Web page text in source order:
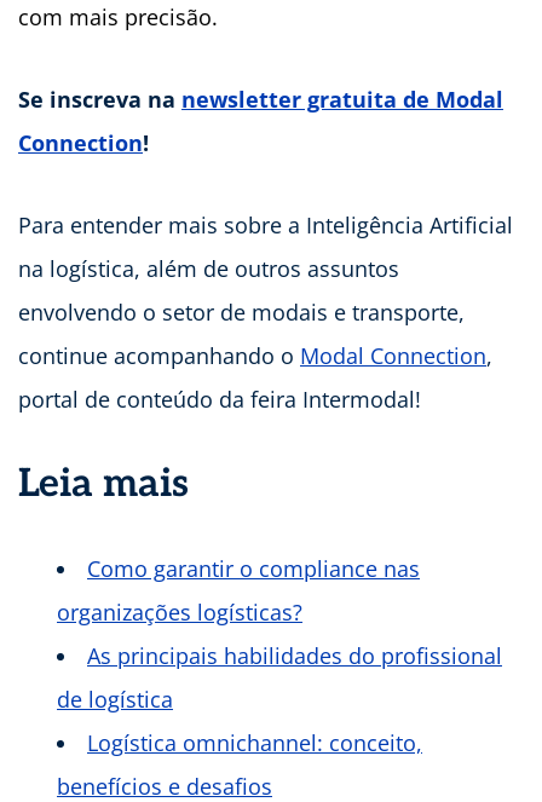
com mais precisão.
Se inscreva na newsletter gratuita de Modal
Connection!
Para entender mais sobre a Inteligência Artificial
na logística, além de outros assuntos
envolvendo o setor de modais e transporte,
continue acompanhando o Modal Connection,
portal de conteúdo da feira Intermodal!
Leia mais
Como garantir o compliance nas
organizações logísticas?
As principais habilidades do profissional
de logística
Logística omnichannel: conceito,
benefícios e desafios